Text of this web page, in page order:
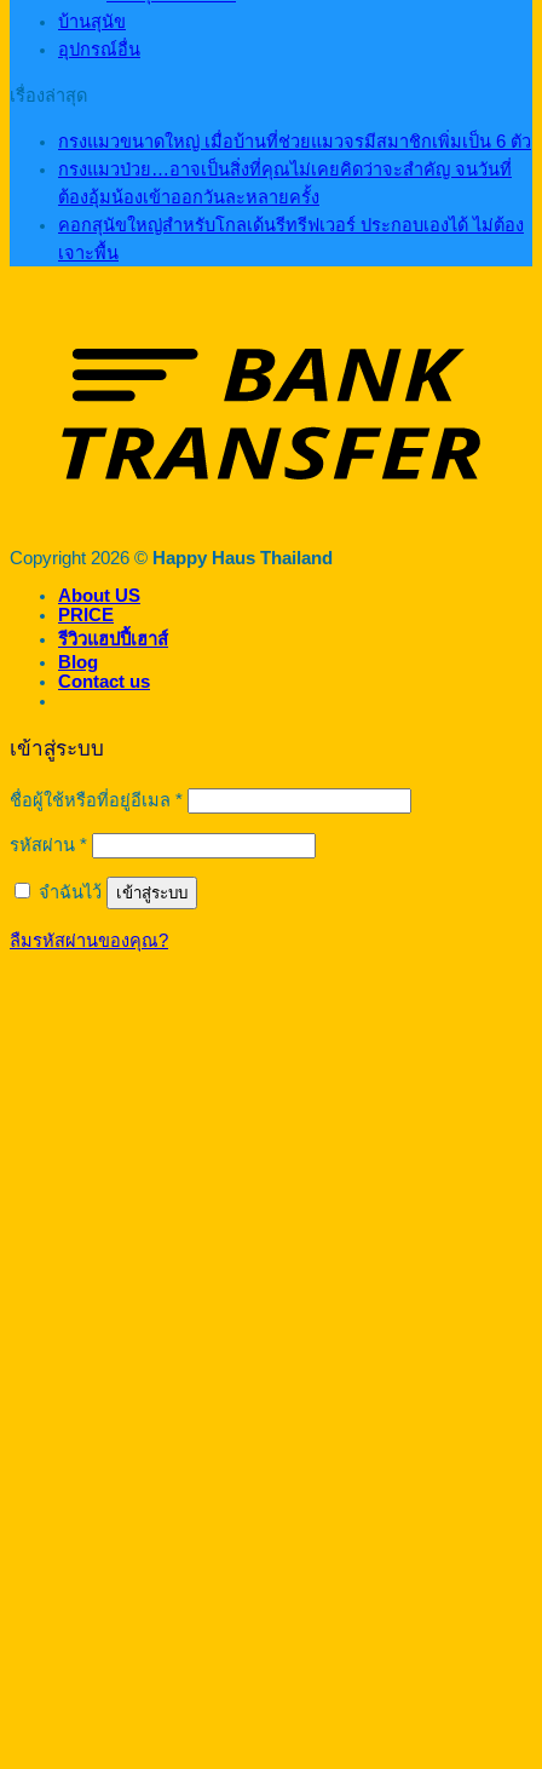
บ้านสุนัข
อุปกรณ์อื่น
เรื่องล่าสุด
กรงแมวขนาดใหญ่ เมื่อบ้านที่ช่วยแมวจรมีสมาชิกเพิ่มเป็น 6 ตัว
กรงแมวป่วย…อาจเป็นสิ่งที่คุณไม่เคยคิดว่าจะสำคัญ จนวันที่
ต้องอุ้มน้องเข้าออกวันละหลายครั้ง
คอกสุนัขใหญ่สำหรับโกลเด้นรีทรีฟเวอร์ ประกอบเองได้ ไม่ต้อง
เจาะพื้น
Copyright 2026 © Happy Haus Thailand
About US
PRICE
รีวิวแฮปปี้เฮาส์
Blog
Contact us
เข้าสู่ระบบ
ชื่อผู้ใช้หรือที่อยู่อีเมล *ต้องการ
รหัสผ่าน *ต้องการ
จำฉันไว้ เข้าสู่ระบบ
ลืมรหัสผ่านของคุณ?